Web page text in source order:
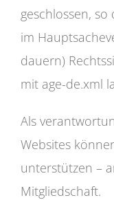
geschlossen,
im
dauern)
mit age-de.xml
Als
Websites
unterstützen –
Mitgliedschaft.